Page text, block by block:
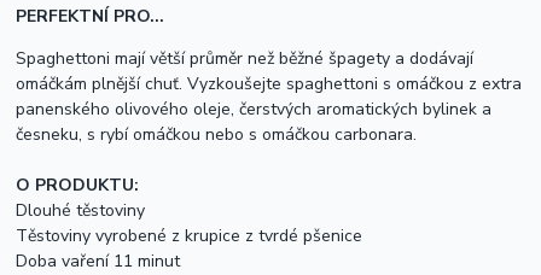
PERFEKTNÍ PRO...
Spaghettoni mají větší průměr než běžné špagety a dodávají
omáčkám plnější chuť. Vyzkoušejte spaghettoni s omáčkou z extra
panenského olivového oleje, čerstvých aromatických bylinek a
česneku, s rybí omáčkou nebo s omáčkou carbonara.
O PRODUKTU:
Dlouhé těstoviny
Těstoviny vyrobené z krupice z tvrdé pšenice
Doba vaření 11 minut